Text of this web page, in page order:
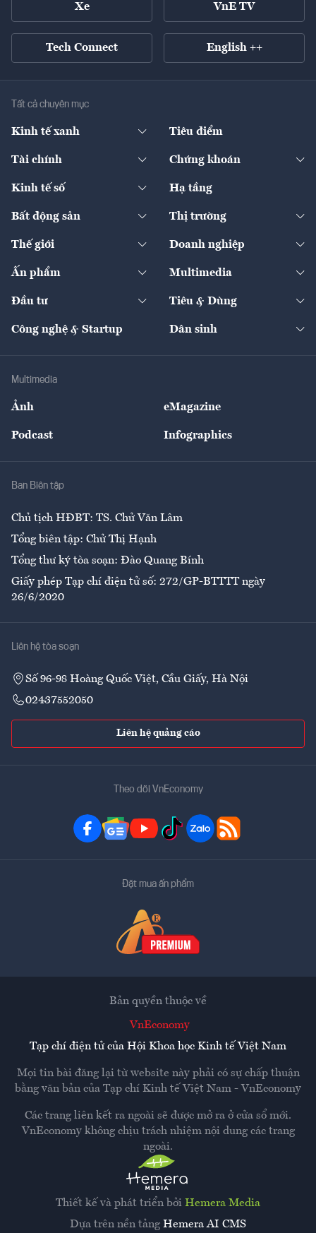
Xe VnE TV
Tech Connect English ++
Tất cả chuyên mục
Kinh tế xanh
Diễn đàn
Tiêu điểm
Tài chính
Ngân hàng
Bảo hiểm
Chứng khoán
Doanh nghiệp niêm yết
Khung pháp lý
Kinh tế số
Sản phẩm - Thị trường
Start-up
Quản trị số
Hạ tầng
Bất động sản
Chính sách
Tư vấn
Thị trường
Thị trường
Nông sản
Thế giới
Kinh tế
Doanh nghiệp
Ấn phẩm
The Guide
Multimedia
Đầu tư Tiêu & Dùng
Giải trí
Công nghệ & Startup Dân sinh
Multimedia
Ảnh eMagazine
Podcast Infographics
Ban Biên tập
Chủ tịch HĐBT: TS. Chử Văn Lâm
Tổng biên tập: Chử Thị Hạnh
Tổng thư ký tòa soạn: Đào Quang Bính
Giấy phép Tạp chí điện tử số: 272/GP-BTTTT ngày
26/6/2020
Liên hệ tòa soạn
Số 96-98 Hoàng Quốc Việt, Cầu Giấy, Hà Nội
02437552050
Liên hệ quảng cáo
Theo dõi VnEconomy
Đặt mua ấn phẩm
Thiết kế và phát triển bởi Hemera Media
Dựa trên nền tảng Hemera AI CMS
Bản quyền thuộc về
VnEconomy
Tạp chí điện tử của Hội Khoa học Kinh tế Việt Nam
Mọi tin bài đăng lại từ website này phải có sự chấp thuận
bằng văn bản của Tạp chí Kinh tế Việt Nam - VnEconomy
Các trang liên kết ra ngoài sẽ được mở ra ở cửa sổ mới.
VnEconomy không chịu trách nhiệm nội dung các trang
ngoài.